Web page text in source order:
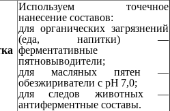
Используем точечное
нанесение составов:
для органических загрязнений
(еда, напитки) —
ферментативные
пятновыводители;
для масляных пятен —
обезжириватели с pH 7,0;
для следов животных —
антиферментные составы.